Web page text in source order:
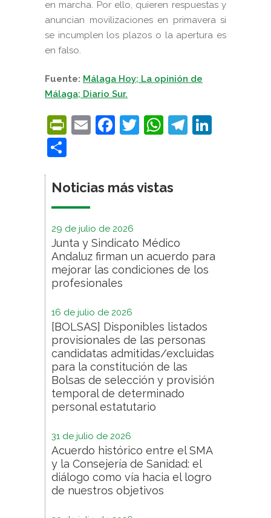
en marcha. Por ello, quieren respuestas y
anuncian movilizaciones en primavera si
se incumplen los plazos o la apertura es
en falso.
Fuente: Málaga Hoy; La opinión de
Málaga; Diario Sur.
PrintFriendly
EmailFacebook
Twitter
WhatsApp
Noticias más vistas
29 de julio de 2026
Junta y Sindicato Médico
Andaluz firman un acuerdo para
mejorar las condiciones de los
profesionales
16 de julio de 2026
[BOLSAS] Disponibles listados
provisionales de las personas
candidatas admitidas/excluidas
para la constitución de las
Bolsas de selección y provisión
temporal de determinado
personal estatutario
31 de julio de 2026
Acuerdo histórico entre el SMA
y la Consejería de Sanidad: el
diálogo como vía hacia el logro
de nuestros objetivos